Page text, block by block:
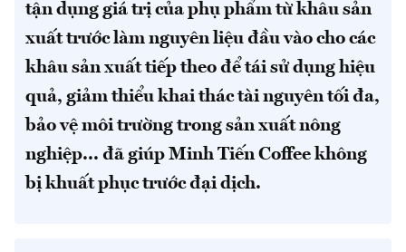
tận dụng giá trị của phụ phẩm từ khâu sản
xuất trước làm nguyên liệu đầu vào cho các
khâu sản xuất tiếp theo để tái sử dụng hiệu
quả, giảm thiểu khai thác tài nguyên tối đa,
bảo vệ môi trường trong sản xuất nông
nghiệp... đã giúp Minh Tiến Coffee không
bị khuất phục trước đại dịch.